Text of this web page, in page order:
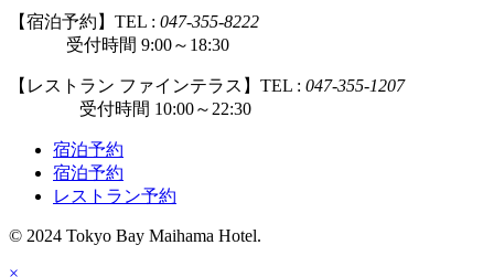
【宿泊予約】TEL : 047-355-8222
受付時間 9:00～18:30
【レストラン ファインテラス】TEL : 047-355-1207
受付時間 10:00～22:30
宿泊予約
宿泊予約
レストラン予約
© 2024 Tokyo Bay Maihama Hotel.
×